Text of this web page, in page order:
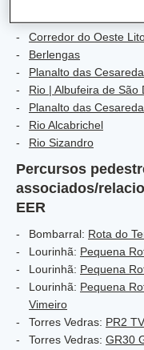
Corredor do Oeste
Berlengas
Planalto das
Rio | Albufeira de São
Planalto das
Rio Alcabrichel
Rio Sizandro
Percursos
associados/
EER
Bombarral: Rota do
Lourinhã: Pequena
Lourinhã: Pequena
Lourinhã: Pequena
Vimeiro
Torres Vedras: PR2
Torres Vedras: GR30